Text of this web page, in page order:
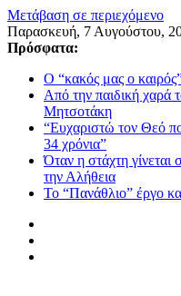
Μετάβαση σε περιεχόμενο
Παρασκευή, 7 Αυγούστου,
Πρόσφατα:
Ο “κακός μας ο
Από την παιδική χαρά
Μητσοτάκη
“Ευχαριστώ τον Θεό
34 χρόνια”
Όταν η στάχτη
την Αλήθεια
Το “Πανάθλιο” έργο